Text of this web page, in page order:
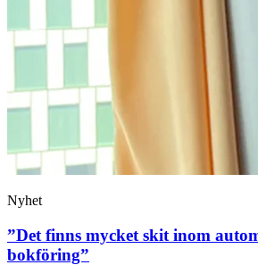
Nyhet
”Det finns mycket skit inom
bokföring”